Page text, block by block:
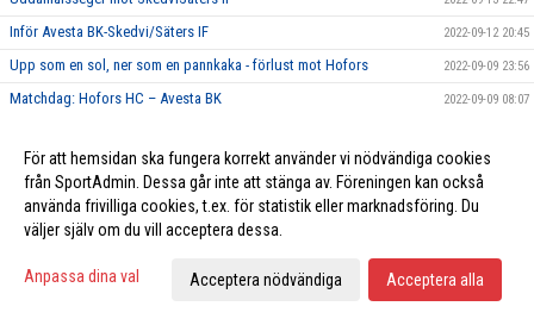
Inför Avesta BK-Skedvi/Säters IF 2022-09-12 20:45
Upp som en sol, ner som en pannkaka - förlust mot Hofors 2022-09-09 23:56
Matchdag: Hofors HC – Avesta BK 2022-09-09 08:07
Förlust i första träningsmatchen 2022-09-02 22:57
"Henke" inför träningsmatchen mot Malungs IF 2022-09-01 19:24
Taggade ABK-tränare redo för ny säsong
2022-08-22 20:05
2022-07-28 19:50
För att hemsidan ska fungera korrekt använder vi nödvändiga cookies
från SportAdmin. Dessa går inte att stänga av. Föreningen kan också
använda frivilliga cookies, t.ex. för statistik eller marknadsföring. Du
väljer själv om du vill acceptera dessa.
Anpassa dina val Acceptera nödvändiga Acceptera alla